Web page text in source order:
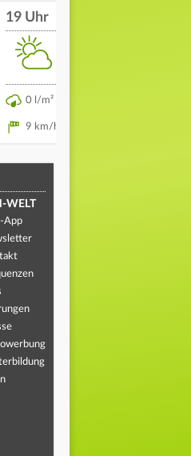
19 Uhr
0 l/m² | 0%
9 km/h | NNO
WELT
App